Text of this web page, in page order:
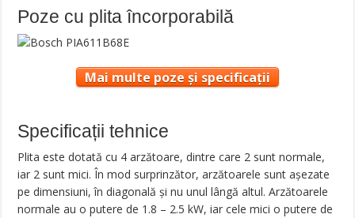
Poze cu plita încorporabilă
Mai multe poze și specificații
Specificații tehnice
Plita este dotată cu 4 arzătoare, dintre care 2 sunt normale,
iar 2 sunt mici. În mod surprinzător, arzătoarele sunt așezate
pe dimensiuni, în diagonală și nu unul lângă altul. Arzătoarele
normale au o putere de 1.8 – 2.5 kW, iar cele mici o putere de